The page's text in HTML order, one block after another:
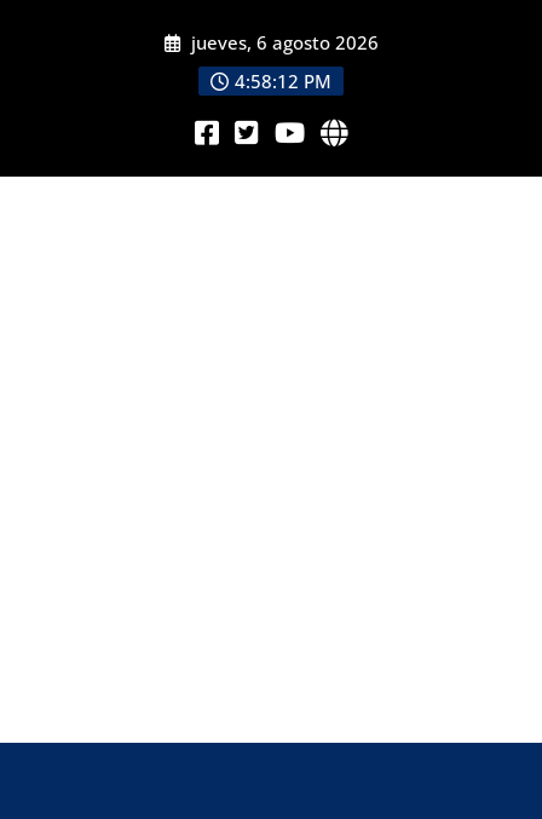
jueves, 6 agosto 2026
4:58:13 PM